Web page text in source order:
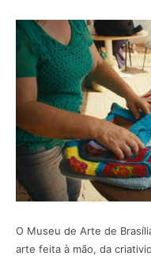
O Museu de Arte de
arte feita à mão, da